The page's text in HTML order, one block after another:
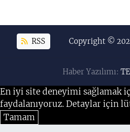
RSS Copyright ©
Haber Yazılımı:
En iyi site deneyimi sağlamak
faydalanıyoruz. Detaylar için
Tamam